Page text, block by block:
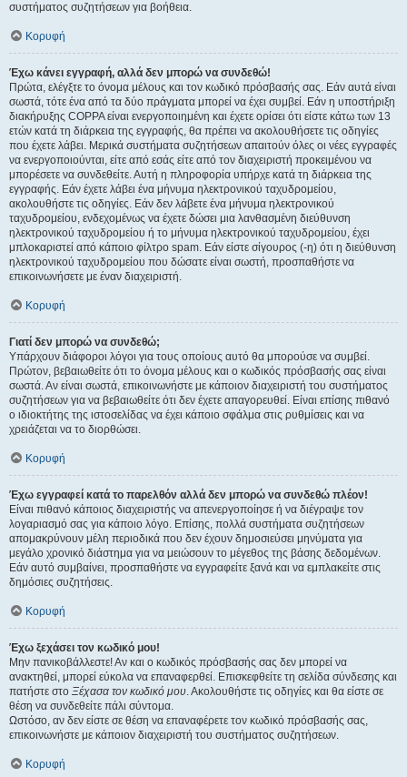
συστήματος συζητήσεων για βοήθεια.
Κορυφή
Έχω κάνει εγγραφή, αλλά δεν μπορώ να συνδεθώ!
Πρώτα, ελέγξτε το όνομα μέλους και τον κωδικό πρόσβασής σας. Εάν αυτά είναι
σωστά, τότε ένα από τα δύο πράγματα μπορεί να έχει συμβεί. Εάν η υποστήριξη
διακήρυξης COPPA είναι ενεργοποιημένη και έχετε ορίσει ότι είστε κάτω των 13
ετών κατά τη διάρκεια της εγγραφής, θα πρέπει να ακολουθήσετε τις οδηγίες
που έχετε λάβει. Μερικά συστήματα συζητήσεων απαιτούν όλες οι νέες εγγραφές
να ενεργοποιούνται, είτε από εσάς είτε από τον διαχειριστή προκειμένου να
μπορέσετε να συνδεθείτε. Αυτή η πληροφορία υπήρχε κατά τη διάρκεια της
εγγραφής. Εάν έχετε λάβει ένα μήνυμα ηλεκτρονικού ταχυδρομείου,
ακολουθήστε τις οδηγίες. Εάν δεν λάβετε ένα μήνυμα ηλεκτρονικού
ταχυδρομείου, ενδεχομένως να έχετε δώσει μια λανθασμένη διεύθυνση
ηλεκτρονικού ταχυδρομείου ή το μήνυμα ηλεκτρονικού ταχυδρομείου, έχει
μπλοκαριστεί από κάποιο φίλτρο spam. Εάν είστε σίγουρος (-η) ότι η διεύθυνση
ηλεκτρονικού ταχυδρομείου που δώσατε είναι σωστή, προσπαθήστε να
επικοινωνήσετε με έναν διαχειριστή.
Κορυφή
Γιατί δεν μπορώ να συνδεθώ;
Υπάρχουν διάφοροι λόγοι για τους οποίους αυτό θα μπορούσε να συμβεί.
Πρώτον, βεβαιωθείτε ότι το όνομα μέλους και ο κωδικός πρόσβασής σας είναι
σωστά. Αν είναι σωστά, επικοινωνήστε με κάποιον διαχειριστή του συστήματος
συζητήσεων για να βεβαιωθείτε ότι δεν έχετε απαγορευθεί. Είναι επίσης πιθανό
ο ιδιοκτήτης της ιστοσελίδας να έχει κάποιο σφάλμα στις ρυθμίσεις και να
χρειάζεται να το διορθώσει.
Κορυφή
Έχω εγγραφεί κατά το παρελθόν αλλά δεν μπορώ να συνδεθώ πλέον!
Είναι πιθανό κάποιος διαχειριστής να απενεργοποίησε ή να διέγραψε τον
λογαριασμό σας για κάποιο λόγο. Επίσης, πολλά συστήματα συζητήσεων
απομακρύνουν μέλη περιοδικά που δεν έχουν δημοσιεύσει μηνύματα για
μεγάλο χρονικό διάστημα για να μειώσουν το μέγεθος της βάσης δεδομένων.
Εάν αυτό συμβαίνει, προσπαθήστε να εγγραφείτε ξανά και να εμπλακείτε στις
δημόσιες συζητήσεις.
Κορυφή
Έχω ξεχάσει τον κωδικό μου!
Μην πανικοβάλλεστε! Αν και ο κωδικός πρόσβασής σας δεν μπορεί να
ανακτηθεί, μπορεί εύκολα να επαναφερθεί. Επισκεφθείτε τη σελίδα σύνδεσης και
πατήστε στο Ξέχασα τον κωδικό μου. Ακολουθήστε τις οδηγίες και θα είστε σε
θέση να συνδεθείτε πάλι σύντομα.
Ωστόσο, αν δεν είστε σε θέση να επαναφέρετε τον κωδικό πρόσβασής σας,
επικοινωνήστε με κάποιον διαχειριστή του συστήματος συζητήσεων.
Κορυφή